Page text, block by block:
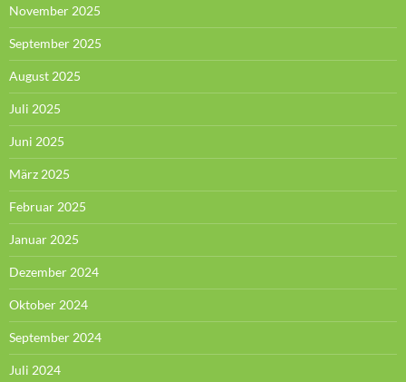
November 2025
September 2025
August 2025
Juli 2025
Juni 2025
März 2025
Februar 2025
Januar 2025
Dezember 2024
Oktober 2024
September 2024
Juli 2024